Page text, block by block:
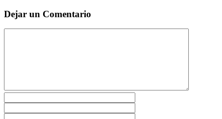
Dejar un Comentario